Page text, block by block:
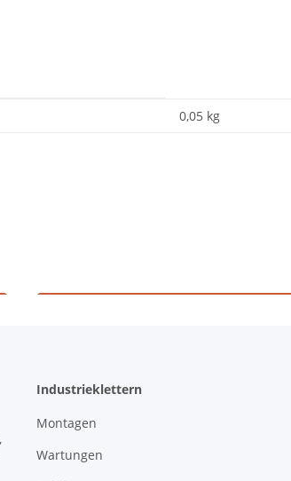
0,05 kg
Industrieklettern
Montagen
Wartungen